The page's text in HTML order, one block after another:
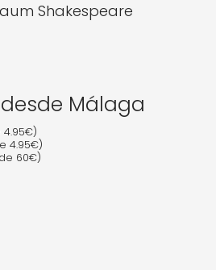
Shakespeare
desde Málaga
4.95€)
4.95€)
60€)